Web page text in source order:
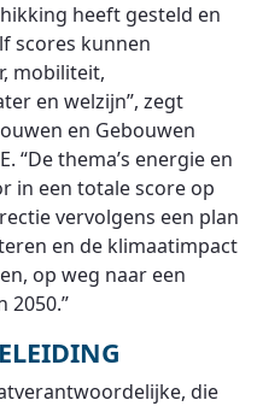
heeft gesteld en
scores kunnen
mobiliteit,
en welzijn”, zegt
en Gebouwen
“De thema’s energie en
in een totale score op
vervolgens een plan
en de klimaatimpact
op weg naar een
2050.”
die